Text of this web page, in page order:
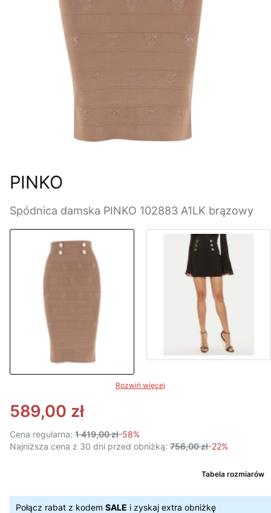
PINKO
Spódnica damska PINKO 102883 A1LK brązowy
Rozwiń więcej
589,00 zł
Cena regularna: 1 419,00 zł-58%
Najniższa cena z 30 dni przed obniżką: 756,00 zł-22%
Tabela rozmiarów
Połącz rabat z kodem SALE i zyskaj extra obniżkę